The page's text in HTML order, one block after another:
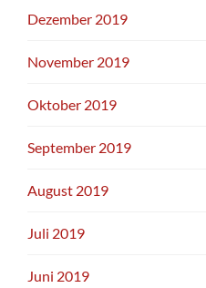
Dezember 2019
November 2019
Oktober 2019
September 2019
August 2019
Juli 2019
Juni 2019